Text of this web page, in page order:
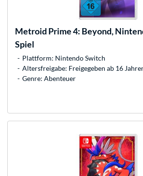
Metroid Prime 4: Beyond,
Spiel
Plattform: Nintendo Switch
Altersfreigabe: Freigegeben ab 16
Genre: Abenteuer